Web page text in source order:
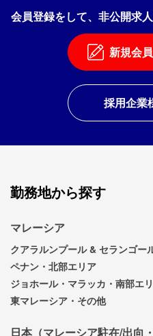
会員登録をして、非公開求
新規会
採用企業
勤務地から探す
マレーシア
クアラルンプール & セランゴー
ペナン・北部エリア
ジョホール・マラッカ・南部エ
東マレーシア・その他
日本（マレーシア駐在/出向